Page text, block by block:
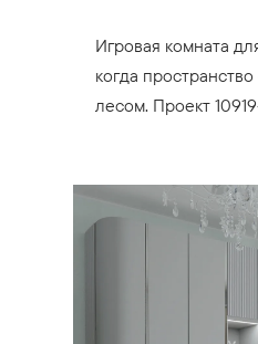
Игровая комната
когда
лесом. Проект